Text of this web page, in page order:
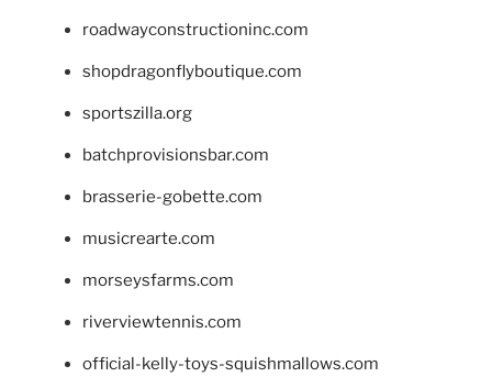
roadwayconstructioninc.com
shopdragonflyboutique.com
sportszilla.org
batchprovisionsbar.com
brasserie-gobette.com
musicrearte.com
morseysfarms.com
riverviewtennis.com
official-kelly-toys-squishmallows.com